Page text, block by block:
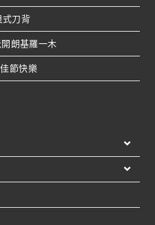
式刀背
朗基羅一木
節快樂